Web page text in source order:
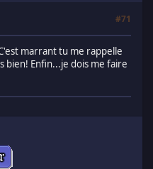
#71
marrant tu me rappelle
bien! Enfin...je dois me faire